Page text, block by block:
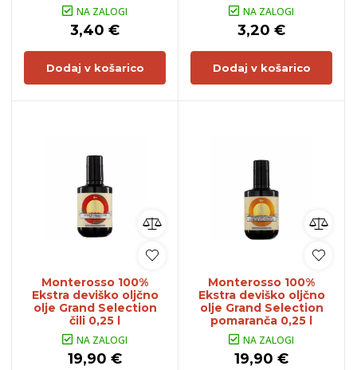
NA ZALOGI
3,40 €
Dodaj v košarico
NA ZALOGI
3,20 €
Dodaj v košarico
Monterosso 100%
Ekstra deviško oljčno
olje Grand Selection
čili 0,25 l
NA ZALOGI
19,90 €
Monterosso 100%
Ekstra deviško oljčno
olje Grand Selection
pomaranča 0,25 l
NA ZALOGI
19,90 €